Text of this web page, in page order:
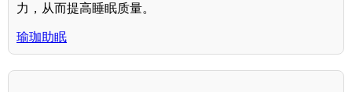
力，从而提高睡眠质量。
瑜珈助眠